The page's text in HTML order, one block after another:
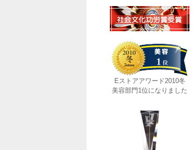
Eストアアワード2010冬
美容部門1位になりました